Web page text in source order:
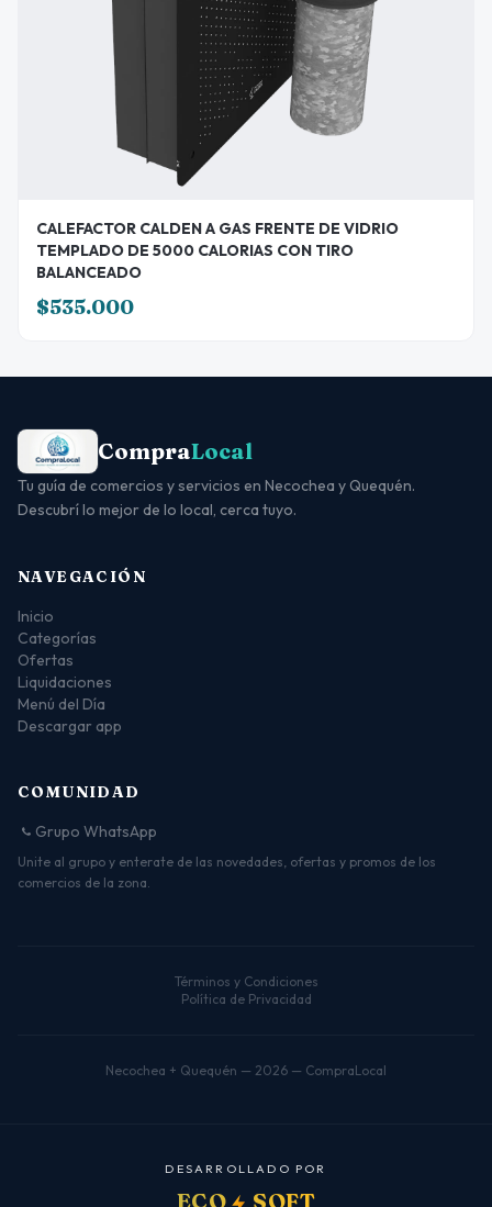
CALEFACTOR CALDEN A GAS FRENTE DE VIDRIO
TEMPLADO DE 5000 CALORIAS CON TIRO
BALANCEADO
$535.000
CompraLocal
Tu guía de comercios y servicios en Necochea y Quequén.
Descubrí lo mejor de lo local, cerca tuyo.
NAVEGACIÓN
Inicio
Categorías
Ofertas
Liquidaciones
Menú del Día
Descargar app
COMUNIDAD
Grupo WhatsApp
Unite al grupo y enterate de las novedades, ofertas y promos de los
comercios de la zona.
Términos y Condiciones
Política de Privacidad
Necochea + Quequén — 2026 — CompraLocal
D ESA R R O L LA D O P O R
ECO SOFT